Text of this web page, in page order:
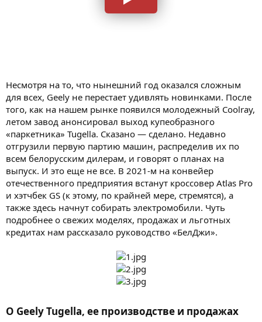
Несмотря на то, что нынешний год оказался сложным
для всех, Geely не перестает удивлять новинками. После
того, как на нашем рынке появился молодежный Coolray,
летом завод анонсировал выход купеобразного
«паркетника» Tugella. Сказано — сделано. Недавно
отгрузили первую партию машин, распределив их по
всем белорусским дилерам, и говорят о планах на
выпуск. И это еще не все. В 2021-м на конвейер
отечественного предприятия встанут кроссовер Atlas Pro
и хэтчбек GS (к этому, по крайней мере, стремятся), а
также здесь начнут собирать электромобили. Чуть
подробнее о свежих моделях, продажах и льготных
кредитах нам рассказало руководство «БелДжи».
О Geely Tugella, ее производстве и продажах